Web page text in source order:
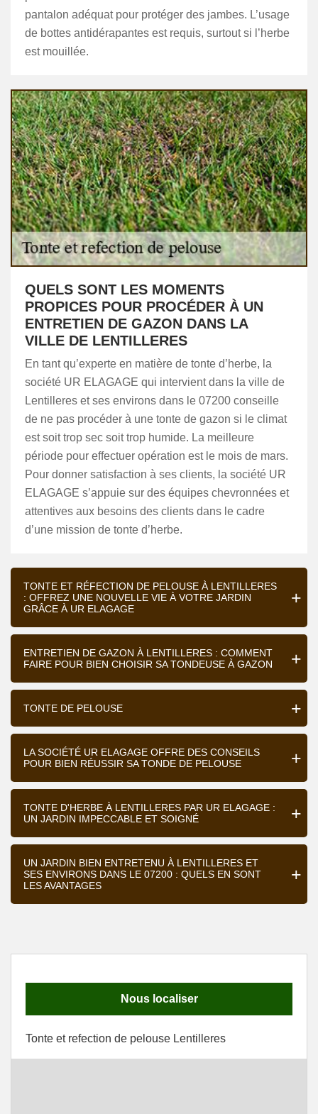
pantalon adéquat pour protéger des jambes. L’usage
de bottes antidérapantes est requis, surtout si l’herbe
est mouillée.
QUELS SONT LES MOMENTS
PROPICES POUR PROCÉDER À UN
ENTRETIEN DE GAZON DANS LA
VILLE DE LENTILLERES
En tant qu’experte en matière de tonte d’herbe, la
société UR ELAGAGE qui intervient dans la ville de
Lentilleres et ses environs dans le 07200 conseille
de ne pas procéder à une tonte de gazon si le climat
est soit trop sec soit trop humide. La meilleure
période pour effectuer opération est le mois de mars.
Pour donner satisfaction à ses clients, la société UR
ELAGAGE s’appuie sur des équipes chevronnées et
attentives aux besoins des clients dans le cadre
d’une mission de tonte d’herbe.
TONTE ET RÉFECTION DE PELOUSE À LENTILLERES
: OFFREZ UNE NOUVELLE VIE À VOTRE JARDIN
GRÂCE À UR ELAGAGE
ENTRETIEN DE GAZON À LENTILLERES : COMMENT
FAIRE POUR BIEN CHOISIR SA TONDEUSE À GAZON
TONTE DE PELOUSE
LA SOCIÉTÉ UR ELAGAGE OFFRE DES CONSEILS
POUR BIEN RÉUSSIR SA TONDE DE PELOUSE
TONTE D'HERBE À LENTILLERES PAR UR ELAGAGE :
UN JARDIN IMPECCABLE ET SOIGNÉ
UN JARDIN BIEN ENTRETENU À LENTILLERES ET
SES ENVIRONS DANS LE 07200 : QUELS EN SONT
LES AVANTAGES
Nous localiser
Tonte et refection de pelouse Lentilleres